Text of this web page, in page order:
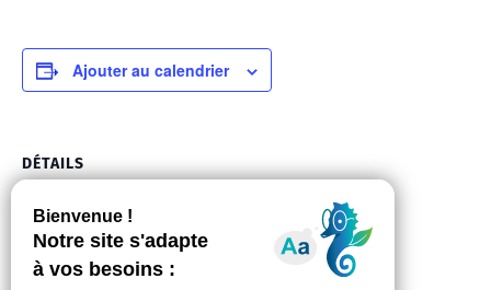
Ajouter au calendrier
DÉTAILS
Date :
lundi 7 juin 2021
Heure :
20:00